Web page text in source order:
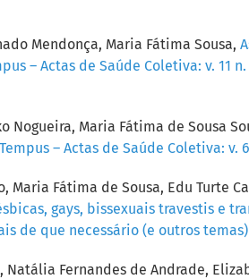
Mendonça, Maria Fátima Sousa,
– Actas de Saúde Coletiva: v. 11
Nogueira, Maria Fátima de Sousa
Tempus – Actas de Saúde Coletiva: v.
Maria Fátima de Sousa, Edu Turte
gays, bissexuais travestis e
de que necessário (e outros temas)
Fernandes de Andrade,